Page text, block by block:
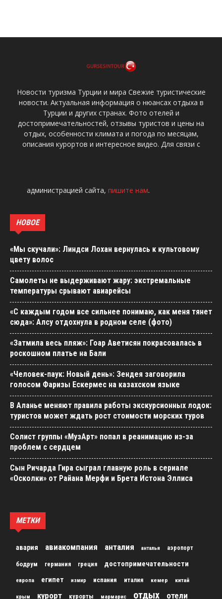
Новости туризма Турции и мира Свежие туристические
новости. Актуальная информация о нюансах отдыха в
Турции и других странах. Фото отелей и
достопримечательностей, отзывы туристов и цены на
отдых, особенности климата и погода по месяцам,
описания курортов и интересное видео. Для связи с
администрацией сайта, пишите нам.
НОВОЕ
«Мы скучали»: Линдси Лохан вернулась к культовому
цвету волос
Самолеты не выдерживают жару: экстремальные
температуры срывают авиарейсы
«С каждым годом все сильнее понимаю, как меня тянет
сюда»: Алсу отдохнула в родном селе (фото)
«Затмила весь пляж»: Гоар Аветисян покрасовалась в
роскошном платье на Бали
«Человек-паук: Новый день»: Зендея заговорила
голосом Фаризы Ескермес на казахском языке
В Аланье меняют правила работы экскурсионных лодок:
туристов может ждать рост стоимости морских туров
Солист группы «МузАрт» попал в реанимацию из-за
проблем с сердцем
Сын Ричарда Гира сыграл главную роль в сериале
«Осколки» от Райана Мерфи и Брета Истона Эллиса
МЕТКИ
авария авиакомпания анталия анталья аэропорт
бодрум германия греция достопримечательности
европа египет измир испания италия кемер китай
крым курорт курорты мармарис отдых отели